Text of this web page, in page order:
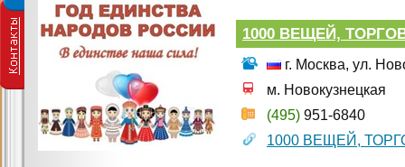
1000 ВЕЩЕЙ,
г. Москва, ул.
м. Новокузнецкая
(495) 951-6840
1000 ВЕЩЕЙ,